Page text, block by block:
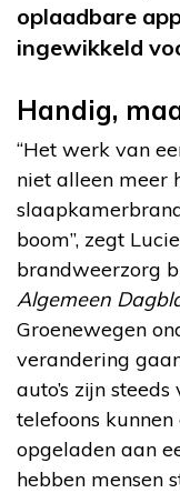
oplaadbare
ingewikkeld
Handig,
“Het werk van
niet alleen meer
boom”, zegt
brandweerzorg
Algemeen
Groenewegen
verandering
auto’s zijn
telefoons
opgeladen aan
hebben mensen